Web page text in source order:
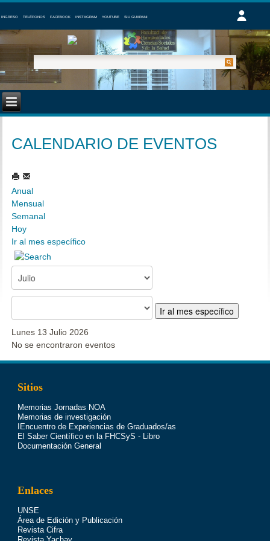
INGRESO TELÉFONOS FACEBOOK INSTAGRAM YOUTUBE SIU GUARANI
CALENDARIO DE EVENTOS
Anual
Mensual
Semanal
Hoy
Ir al mes específico
Ir al mes específico
Lunes 13 Julio 2026
No se encontraron eventos
Sitios
Memorias Jornadas NOA
Memorias de investigación
IEncuentro de Experiencias de Graduados/as
El Saber Científico en la FHCSyS - Libro
Documentación General
Enlaces
UNSE
Área de Edición y Publicación
Revista Cifra